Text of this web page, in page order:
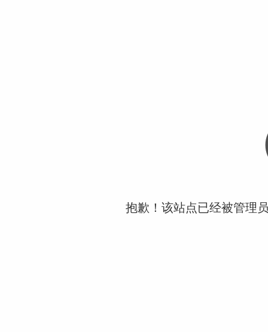
抱歉！该站点已经被管理